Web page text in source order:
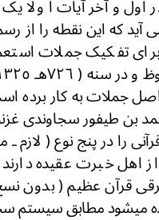
اول و آخر آيات ا ولا
آید که این نقطه را از
تفكيک جملات
جملات به کار برده
را در پنج نوع (
اهل خبرت عقیده
قرآن عظیم ( بدون
میشود مطابق سیستم